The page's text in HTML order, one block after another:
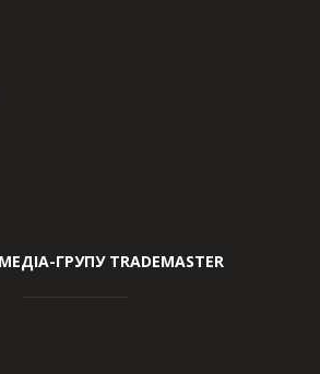
ГРУПУ TRADEMASTER